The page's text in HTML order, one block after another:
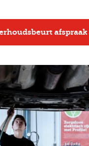
afspraak